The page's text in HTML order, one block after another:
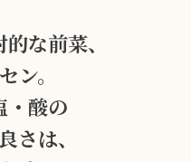
な前菜、
ン。
・酸の
さは、